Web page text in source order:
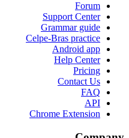
Forum
Support Center
Grammar guide
Celpe-Bras practice
Android app
Help Center
Pricing
Contact Us
FAQ
API
Chrome Extension